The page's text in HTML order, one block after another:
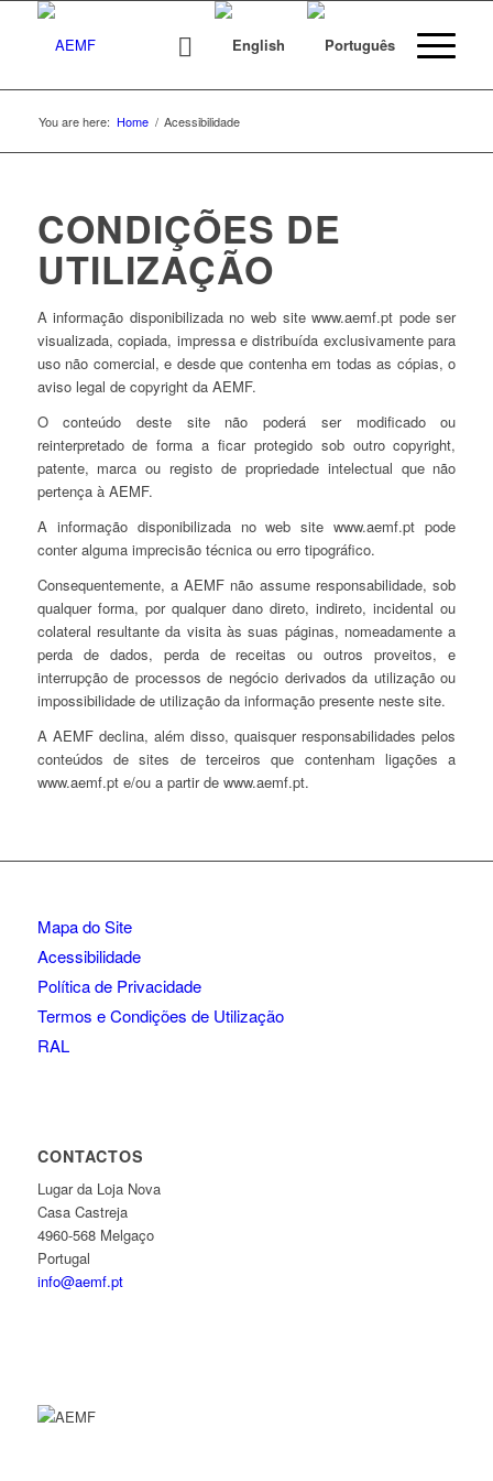
You are here: Home / Acessibilidade
CONDIÇÕES DE
UTILIZAÇÃO
A informação disponibilizada no web site www.aemf.pt pode ser
visualizada, copiada, impressa e distribuída exclusivamente para
uso não comercial, e desde que contenha em todas as cópias, o
aviso legal de copyright da AEMF.
O conteúdo deste site não poderá ser modificado ou
reinterpretado de forma a ficar protegido sob outro copyright,
patente, marca ou registo de propriedade intelectual que não
pertença à AEMF.
A informação disponibilizada no web site www.aemf.pt pode
conter alguma imprecisão técnica ou erro tipográfico.
Consequentemente, a AEMF não assume responsabilidade, sob
qualquer forma, por qualquer dano direto, indireto, incidental ou
colateral resultante da visita às suas páginas, nomeadamente a
perda de dados, perda de receitas ou outros proveitos, e
interrupção de processos de negócio derivados da utilização ou
impossibilidade de utilização da informação presente neste site.
A AEMF declina, além disso, quaisquer responsabilidades pelos
conteúdos de sites de terceiros que contenham ligações a
www.aemf.pt e/ou a partir de www.aemf.pt.
Mapa do Site
Acessibilidade
Política de Privacidade
Termos e Condições de Utilização
RAL
CONTACTOS
Lugar da Loja Nova
Casa Castreja
4960-568 Melgaço
Portugal
info@aemf.pt